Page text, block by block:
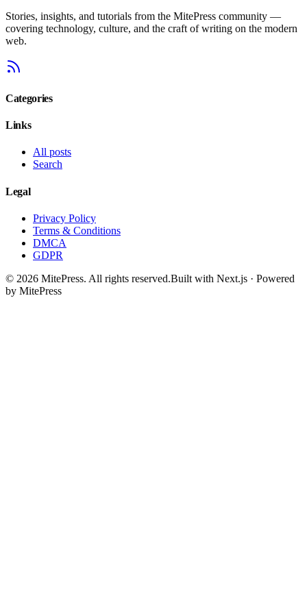
Stories, insights, and tutorials from the MitePress community —
covering technology, culture, and the craft of writing on the modern
web.
Categories
Links
All posts
Search
Legal
Privacy Policy
Terms & Conditions
DMCA
GDPR
© 2026 MitePress. All rights reserved.Built with Next.js · Powered
by MitePress